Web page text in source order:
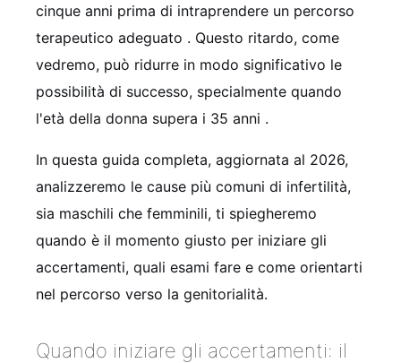
cinque anni prima di intraprendere un percorso
terapeutico adeguato . Questo ritardo, come
vedremo, può ridurre in modo significativo le
possibilità di successo, specialmente quando
l'età della donna supera i 35 anni .
In questa guida completa, aggiornata al 2026,
analizzeremo le cause più comuni di infertilità,
sia maschili che femminili, ti spiegheremo
quando è il momento giusto per iniziare gli
accertamenti, quali esami fare e come orientarti
nel percorso verso la genitorialità.
Quando iniziare gli accertamenti: il